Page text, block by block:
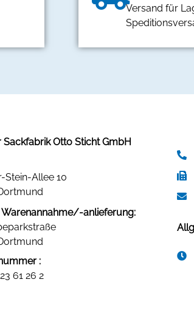
Versand für
Otto Sticht GmbH
Stein-Allee 10
anlieferung:
:
61 26 2